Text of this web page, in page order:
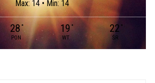
Max: 14 • Min: 14
28°
PON
19 °
WT
22 °
ŚR